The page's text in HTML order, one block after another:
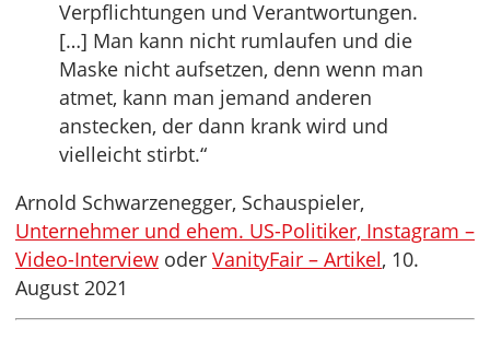
Verpflichtungen und Verantwortungen.
[…] Man kann nicht rumlaufen und die
Maske nicht aufsetzen, denn wenn man
atmet, kann man jemand anderen
anstecken, der dann krank wird und
vielleicht stirbt.“
Arnold Schwarzenegger, Schauspieler,
Unternehmer und ehem. US-Politiker, Instagram –
Video-Interview oder VanityFair – Artikel, 10.
August 2021